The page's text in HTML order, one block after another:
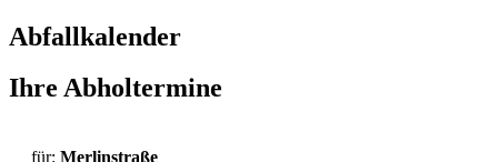
Abfallkalender
Ihre Abholtermine
für: Merlinstraße